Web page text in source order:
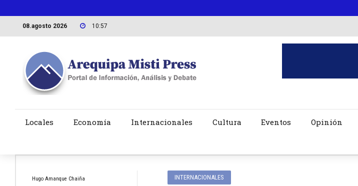
08.agosto 2026 10:57
Locales Economía Internacionales Cultura Eventos Opinión
Hugo Amanque Chaiña INTERNACIONALES